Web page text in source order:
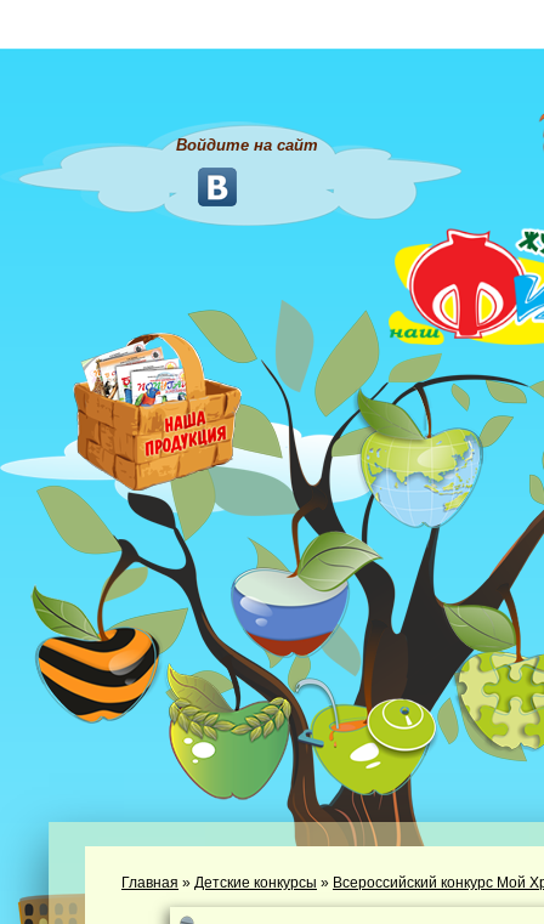
Войдите на сайт
Главная » Детские конкурсы » Всероссийский конкурс Мой